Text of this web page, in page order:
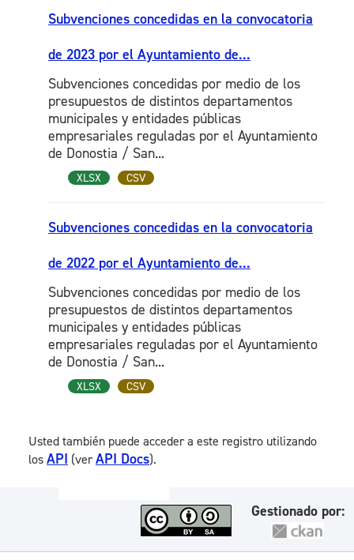
Subvenciones concedidas en la convocatoria
de 2023 por el Ayuntamiento de...
Subvenciones concedidas por medio de los
presupuestos de distintos departamentos
municipales y entidades públicas
empresariales reguladas por el Ayuntamiento
de Donostia / San...
XLSX CSV
Subvenciones concedidas en la convocatoria
de 2022 por el Ayuntamiento de...
Subvenciones concedidas por medio de los
presupuestos de distintos departamentos
municipales y entidades públicas
empresariales reguladas por el Ayuntamiento
de Donostia / San...
XLSX CSV
Usted también puede acceder a este registro utilizando
los API (verAPI Docs).
Gestionado por: